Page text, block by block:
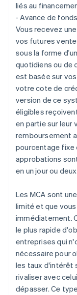
liés au
- Avance de
Vous recevez
vos futures
sous la forme
quotidiens ou de
est basée sur
votre cote de
version de ce
éligibles
en partie sur leur
remboursement
pourcentage fixe
approbations
en un jour ou
Les MCA sont
limité et que
immédiatement.
le plus rapide
entreprises qui
nécessaire pour
les taux d'intérêt
rivaliser avec
dépasser. Ce